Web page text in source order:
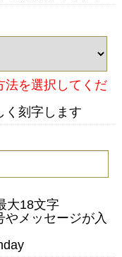
を選択してくだ
く刻字します
大18文字
メッセージが入